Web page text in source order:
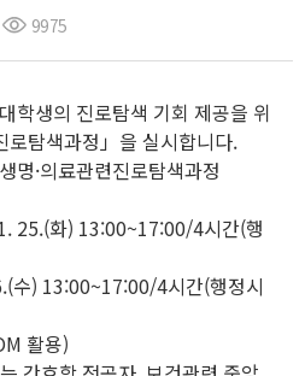
9975
학생의 진로탐색 기회 제공을 위
로탐색과정」을 실시합니다.
명·의료관련진로탐색과정
25.(화) 13:00~17:00/4시간(행
수) 13:00~17:00/4시간(행정시
활용)